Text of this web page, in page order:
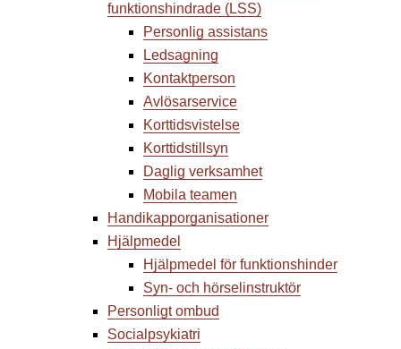
funktionshindrade (LSS)
Personlig assistans
Ledsagning
Kontaktperson
Avlösarservice
Korttidsvistelse
Korttidstillsyn
Daglig verksamhet
Mobila teamen
Handikapporganisationer
Hjälpmedel
Hjälpmedel för funktionshinder
Syn- och hörselinstruktör
Personligt ombud
Socialpsykiatri